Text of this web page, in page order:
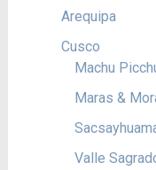
Arequipa
Cusco
Machu
Maras &
Valle